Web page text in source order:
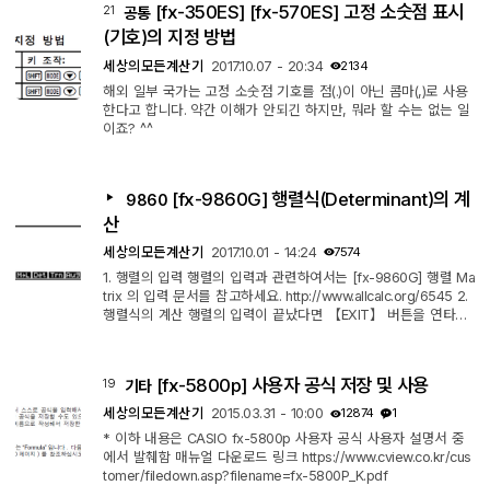
0] 시리즈(MS, ES) 및 [fx-350ES] 기종 모두 같은 버튼에 할당되
어 있고, 사용법도 같습니다. [fx-350MS] 기종은 【nCr】 버튼
21 공통 [fx-350ES] [fx-570ES] 고정 소숫점 표시
(기호)의 지정 방법
세상의모든계산기 2017.10.07 - 20:34 2134
해외 일부 국가는 고정 소숫점 기호를 점(.)이 아닌 콤마(,)로 사용
한다고 합니다. 약간 이해가 안되긴 하지만, 뭐라 할 수는 없는 일
이죠? ^^
9860 [fx-9860G] 행렬식(Determinant)의 계
산
세상의모든계산기 2017.10.01 - 14:24 7574
1. 행렬의 입력 행렬의 입력과 관련하여서는 [fx-9860G] 행렬 Ma
trix 의 입력 문서를 참고하세요. http://www.allcalc.org/6545 2.
행렬식의 계산 행렬의 입력이 끝났다면 【EXIT】 버튼을 연타하
서 입력한 행렬을 (Mat 변수명 꼴로)입력합니다. 일반 변수명과 동
일하게 【ALPHA】 키 조합을 이용하시면 됩니다. 3. 주의사항
19 기타 [fx-5800p] 사용자 공식 저장 및 사용
세상의모든계산기 2015.03.31 - 10:00 12874 1
* 이하 내용은 CASIO fx-5800p 사용자 공식 사용자 설명서 중
에서 발췌함 매뉴얼 다운로드 링크 https://www.cview.co.kr/cus
tomer/filedown.asp?filename=fx-5800P_K.pdf